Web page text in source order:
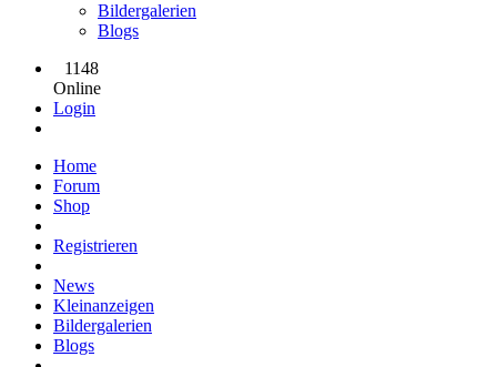
Bildergalerien
Blogs
1148
Online
Login
Home
Forum
Shop
Registrieren
News
Kleinanzeigen
Bildergalerien
Blogs